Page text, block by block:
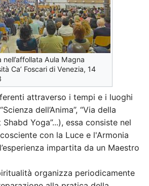
nell’affollata Aula Magna
Ca’ Foscari di Venezia, 14
attraverso i tempi e i luoghi
dell’Anima”, “Via della
Shabd Yoga”...), essa consiste nel
con la Luce e l'Armonia
impartita da un Maestro
organizza periodicamente